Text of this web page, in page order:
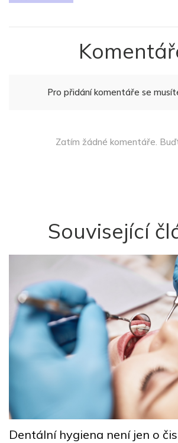
Pro přidání komentáře se
Zatím žádné komentáře.
Související
Dentální hygiena není jen o